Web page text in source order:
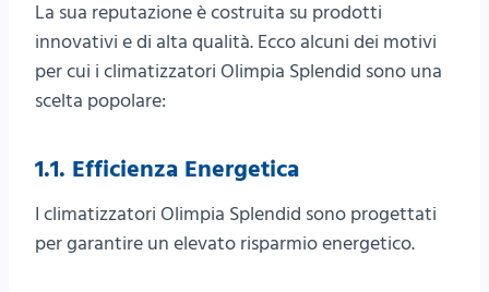
La sua reputazione è costruita su prodotti
innovativi e di alta qualità. Ecco alcuni dei motivi
per cui i climatizzatori Olimpia Splendid sono una
scelta popolare:
1.1. Efficienza Energetica
I climatizzatori Olimpia Splendid sono progettati
per garantire un elevato risparmio energetico.